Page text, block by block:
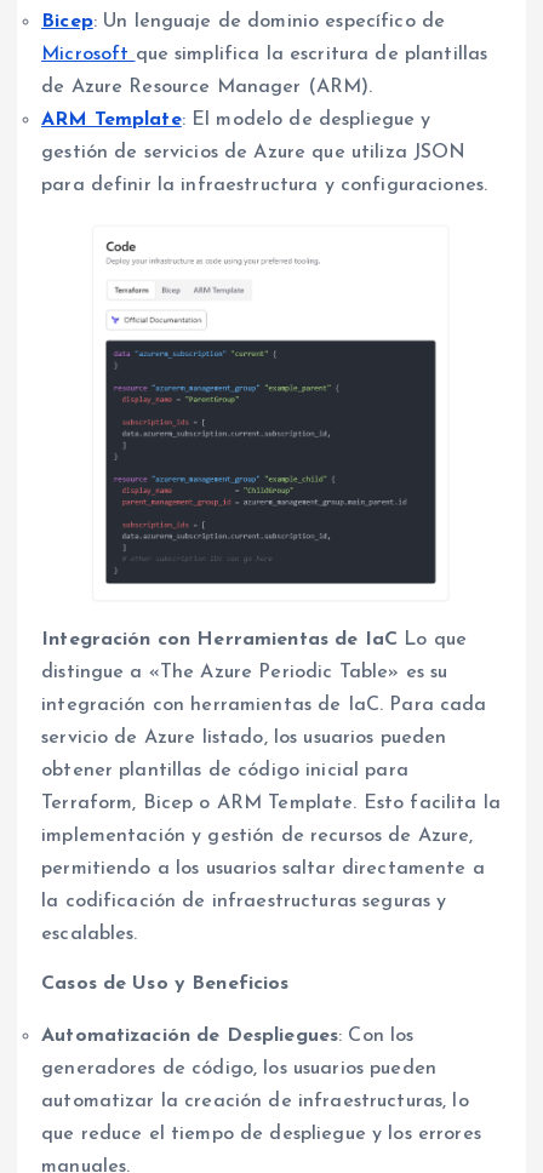
Bicep: Un lenguaje de dominio específico de
Microsoft que simplifica la escritura de plantillas
de Azure Resource Manager (ARM).
ARM Template: El modelo de despliegue y
gestión de servicios de Azure que utiliza JSON
para definir la infraestructura y configuraciones.
Integración con Herramientas de IaC Lo que
distingue a «The Azure Periodic Table» es su
integración con herramientas de IaC. Para cada
servicio de Azure listado, los usuarios pueden
obtener plantillas de código inicial para
Terraform, Bicep o ARM Template. Esto facilita la
implementación y gestión de recursos de Azure,
permitiendo a los usuarios saltar directamente a
la codificación de infraestructuras seguras y
escalables.
Casos de Uso y Beneficios
Automatización de Despliegues: Con los
generadores de código, los usuarios pueden
automatizar la creación de infraestructuras, lo
que reduce el tiempo de despliegue y los errores
manuales.